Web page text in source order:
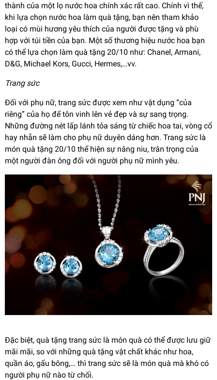
thành của một lọ nước hoa chính xác rất cao. Chính vì thế,
khi lựa chọn nước hoa làm quà tặng, bạn nên tham khảo
loại có mùi hương yêu thích của người được tặng và phù
hợp với túi tiền của bạn. Một số thương hiệu nước hoa bạn
có thể lựa chọn làm quà tặng 20/10 như: Chanel, Armani,
D&G, Michael Kors, Gucci, Hermes,…vv.
Trang sức
Đối với phụ nữ, trang sức được xem như vật dụng “của
riêng” của họ để tôn vinh lên vẻ đẹp và sự sang trọng.
Những đường nét lấp lánh tỏa sáng từ chiếc hoa tai, vòng cổ
hay nhẫn sẽ làm cho phụ nữ duyên dáng hơn. Trang sức là
món quà tặng 20/10 thể hiện sự nâng niu, trân trọng của
một người đàn ông đối với người phụ nữ mình yêu.
Đặc biệt, quà tặng trang sức là món quà có thể được lưu giữ
mãi mãi, so với những quà tặng vật chất khác như hoa,
quần áo, gấu bông,… thì trang sức sẽ là món quà mà khó có
người phụ nữ nào từ chối.